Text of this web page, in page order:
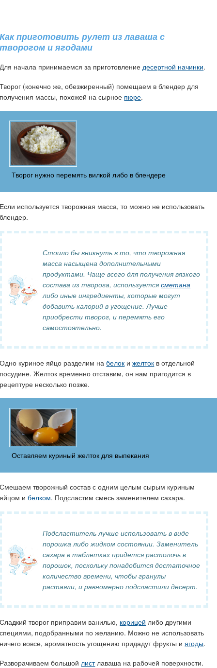
Как приготовить рулет из лаваша с
творогом и ягодами
Для начала принимаемся за приготовление десертной начинки.
Творог (конечно же, обезжиренный) помещаем в блендер для
получения массы, похожей на сырное пюре.
Творог нужно перемять вилкой либо в блендере
Если используется творожная масса, то можно не использовать
блендер.
Стоило бы вникнуть в то, что творожная
масса насыщена дополнительными
продуктами. Чаще всего для получения вязкого
состава из творога, используетсясметана
либо иные ингредиенты, которые могут
добавить калорий в угощение. Лучше
приобрести творог, и перемять его
самостоятельно.
Одно куриное яйцо разделим набелок ижелток в отдельной
посудине. Желток временно отставим, он нам пригодится в
рецептуре несколько позже.
Оставляем куриный желток для выпекания
Смешаем творожный состав с одним целым сырым куриным
яйцом ибелком. Подсластим смесь заменителем сахара.
Подсластитель лучше использовать в виде
порошка либо жидком состоянии. Заменитель
сахара в таблетках придется растолочь в
порошок, поскольку понадобится достаточное
количество времени, чтобы гранулы
растаяли, и равномерно подсластили десерт.
Сладкий творог приправим ванилью, корицей либо другими
специями, подобранными по желанию. Можно не использовать
ничего вовсе, ароматность угощению придадут фрукты иягоды.
Разворачиваем большой листлаваша на рабочей поверхности.